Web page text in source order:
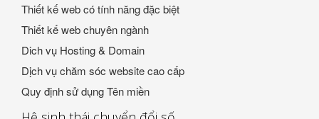
Thiết kế web có tính năng đặc biệt
Thiết kế web chuyên ngành
Dich vụ Hosting & Domain
Dịch vụ chăm sóc website cao cấp
Quy định sử dụng Tên miền